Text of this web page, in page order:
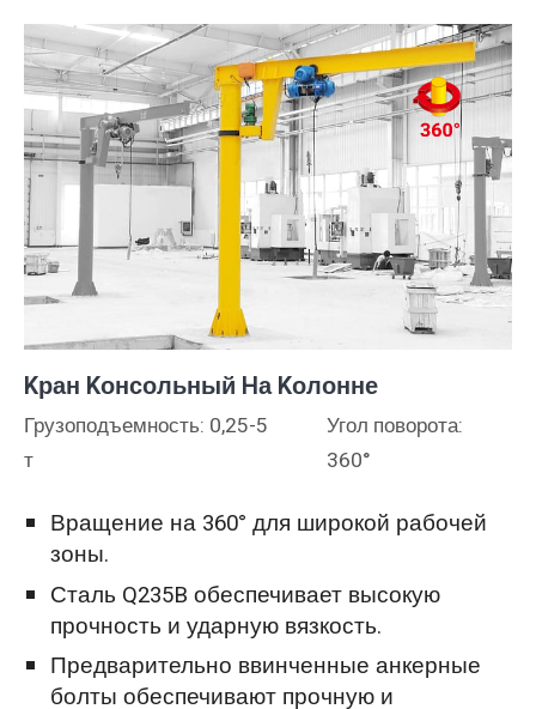
Kран Kонсольный Hа Kолонне
Грузоподъемность: 0,25-5
т
Угол поворота:
360°
Вращение на 360° для широкой рабочей
зоны.
Сталь Q235B обеспечивает высокую
прочность и ударную вязкость.
Предварительно ввинченные анкерные
болты обеспечивают прочную и